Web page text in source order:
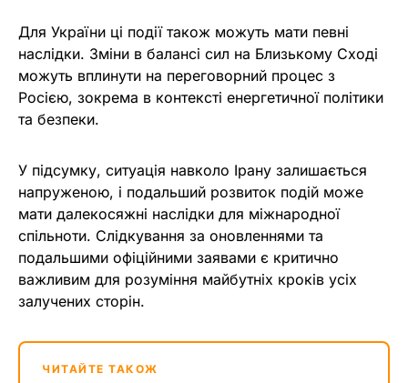
Для України ці події також можуть мати певні
наслідки. Зміни в балансі сил на Близькому Сході
можуть вплинути на переговорний процес з
Росією, зокрема в контексті енергетичної політики
та безпеки.
У підсумку, ситуація навколо Ірану залишається
напруженою, і подальший розвиток подій може
мати далекосяжні наслідки для міжнародної
спільноти. Слідкування за оновленнями та
подальшими офіційними заявами є критично
важливим для розуміння майбутніх кроків усіх
залучених сторін.
ЧИТАЙТЕ ТАКОЖ